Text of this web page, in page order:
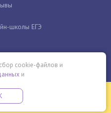
школы ЕГЭ
cookie-файлов и
и